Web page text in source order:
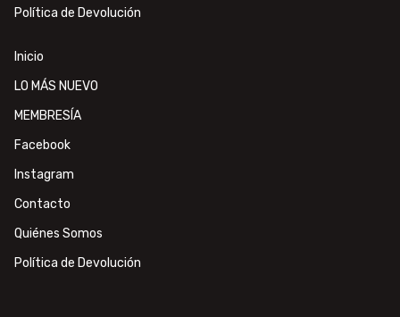
Política de Devolución
Inicio
LO MÁS NUEVO
MEMBRESÍA
Facebook
Instagram
Contacto
Quiénes Somos
Política de Devolución